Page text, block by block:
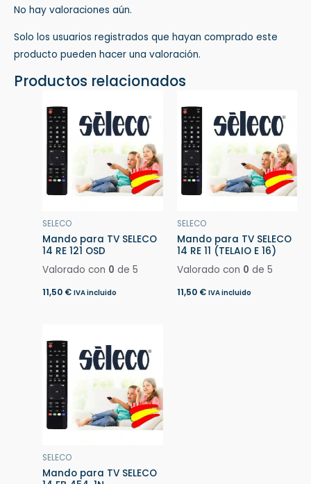
No hay valoraciones aún.
Solo los usuarios registrados que hayan comprado este
producto pueden hacer una valoración.
Productos relacionados
SELECO
Mando para TV SELECO
14 RE 121 OSD
Valorado con 0 de 5
11,50 € IVA incluido
SELECO
Mando para TV SELECO
14 RE 11 (TELAIO E 16)
Valorado con 0 de 5
11,50 € IVA incluido
SELECO
Mando para TV SELECO